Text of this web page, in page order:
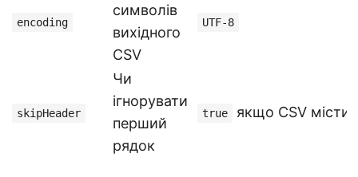
encoding
символів
вихідного
CSV
UTF-8
skipHeader
Чи
ігнорувати
перший
рядок
true якщо CSV